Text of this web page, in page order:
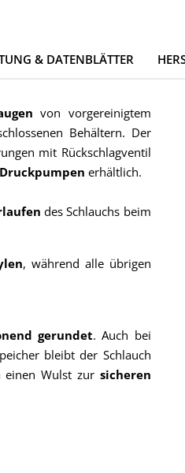
& DATENBLÄTTER
von vorgereinigtem
Behältern. Der
mit Rückschlagventil
erhältlich.
des Schlauchs beim
, während alle übrigen
gerundet. Auch bei
bleibt der Schlauch
einen Wulst zur sicheren